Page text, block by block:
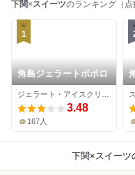
下関×スイーツのランキング（点
1
角島ジェラートポポロ
3.48
167人
下関×スイーツ